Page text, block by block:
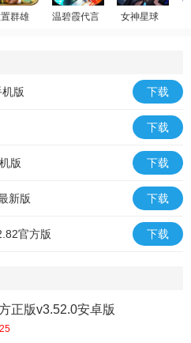
群雄
温碧霞代言
女神星球
版 下载
下载
版 下载
新版 下载
官方版 下载
正版v3.52.0安卓版